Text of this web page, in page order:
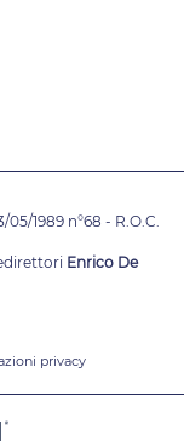
1989 n°68 - R.O.C.
Enrico De
privacy